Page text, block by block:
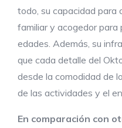
todo, su capacidad para
familiar y acogedor para
edades. Además, su
que cada detalle del
desde la comodidad de
de las actividades y el
En comparación con